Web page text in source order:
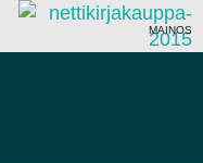
MAINOS